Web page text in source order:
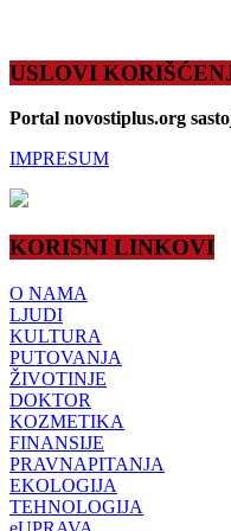
USLOVI
Portal novostiplus.org
IMPRESUM
KORISNI LINKOVI
O NAMA
LJUDI
KULTURA
PUTOVANJA
ŽIVOTINJE
DOKTOR
KOZMETIKA
FINANSIJE
PRAVNAPITANJA
EKOLOGIJA
TEHNOLOGIJA